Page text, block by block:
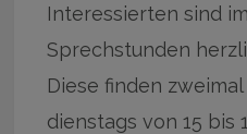
Interessierten sind
Sprechstunden
Diese finden
dienstags von 15 bis